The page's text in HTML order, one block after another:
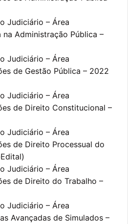
Judiciário – Área
Administração Pública –
Judiciário – Área
de Gestão Pública – 2022
Judiciário – Área
de Direito Constitucional –
Judiciário – Área
de Direito Processual do
Judiciário – Área
de Direito do Trabalho –
Judiciário – Área
Avançadas de Simulados –